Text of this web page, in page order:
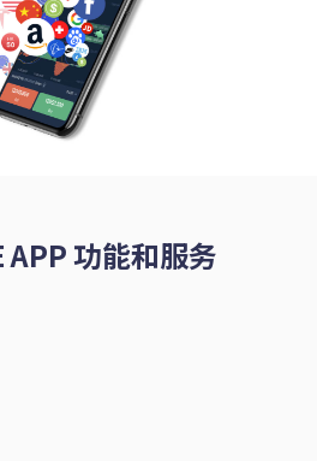
APP 功能和服务